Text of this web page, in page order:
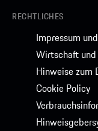
RECHTLICHES
Impressum
Wirtschaft
Hinweise zum
Cookie Policy